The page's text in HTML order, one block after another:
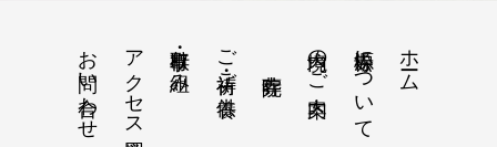
ホーム
松源寺について
境内のご案内
ご祈祷・ご供養
行事・取り組み
アクセス地図
お問い合わせ